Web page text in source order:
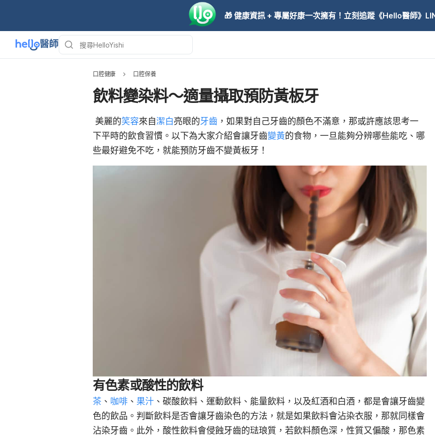
🎁 健康資訊 + 專屬好康一次擁有！立刻追蹤《Hello醫師》
口腔健康 口腔保養
飲料變染料～適量攝取預防黃板牙
美麗的笑容來自潔白亮眼的牙齒 ，如果對自己牙齒的顏色不滿意，那或許應該思考一
下平時的飲食習慣。以下為大家介紹會讓牙齒變黃的食物，一旦能夠分辨哪些能吃、哪
些最好避免不吃，就能預防牙齒不變黃板牙！
有色素或酸性的飲料
茶 、 咖啡 、 果汁 、碳酸飲料、運動飲料、能量飲料，以及紅酒和白酒，都是會讓牙齒變
色的飲品。判斷飲料是否會讓牙齒染色的方法，就是如果飲料會沾染衣服，那就同樣會
沾染牙齒。此外，酸性飲料會侵蝕牙齒的琺琅質，若飲料顏色深，性質又偏酸，那色素